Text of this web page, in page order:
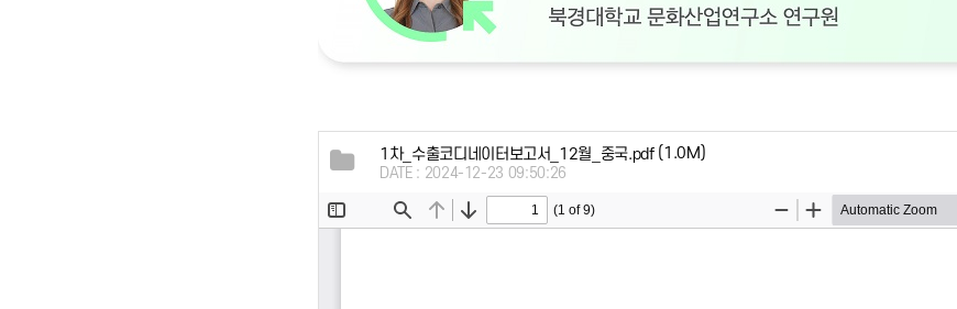
1차_수출코디네이터보고서_12월_중국.pdf(1.0M)
DATE : 2024-12-23 09:50:26